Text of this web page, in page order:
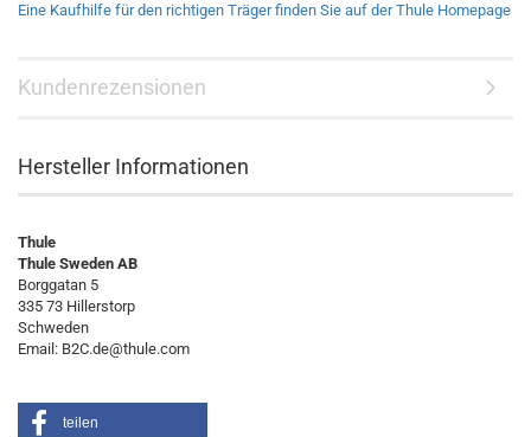
Eine Kaufhilfe für den richtigen Träger finden Sie auf der Thule Homepage
Kundenrezensionen
Hersteller Informationen
Thule
Thule Sweden AB
Borggatan 5
335 73 Hillerstorp
Schweden
Email: B2C.de@thule.com
teilen